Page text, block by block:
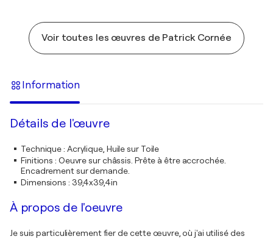
Voir toutes les œuvres de Patrick Cornée
Information
Détails de l'œuvre
Technique: Acrylique, Huile sur Toile
Finitions : Oeuvre sur châssis. Prête à être accrochée.
Encadrement sur demande.
Dimensions : 39,4x39,4in
À propos de l'oeuvre
Je suis particulièrement fier de cette œuvre, où j'ai utilisé des